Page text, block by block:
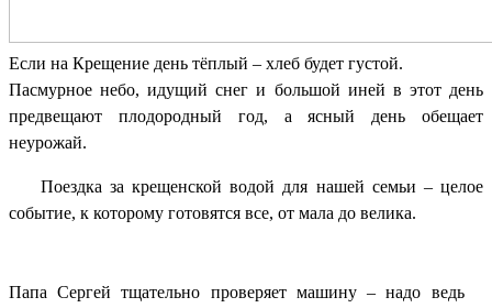
Если на Крещение день тёплый – хлеб будет густой.
Пасмурное небо, идущий снег и большой иней в этот день
предвещают плодородный год, а ясный день обещает
неурожай.
Поездка за крещенской водой для нашей семьи – целое
событие, к которому готовятся все, от мала до велика.
Папа Сергей тщательно проверяет машину – надо ведь